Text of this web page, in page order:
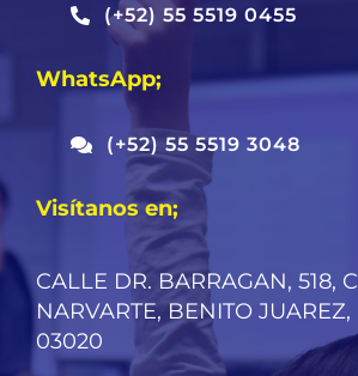
(+52) 55 5519 0455
WhatsApp;
(+52) 55 5519 3048
Visítanos en;
CALLE DR. BARRAGAN, 518,
NARVARTE, BENITO JUAREZ,
03020